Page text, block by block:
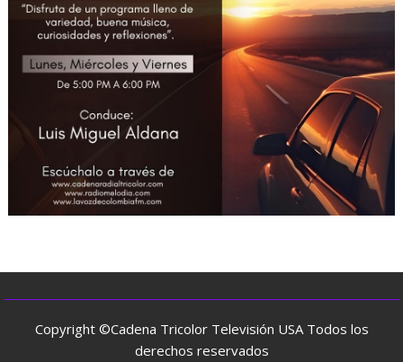
Copyright ©Cadena Tricolor Televisión USA Todos los
derechos reservados